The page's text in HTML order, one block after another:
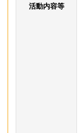
活動内容等